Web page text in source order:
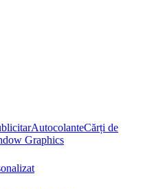
AutocolanteCărți de
Graphics